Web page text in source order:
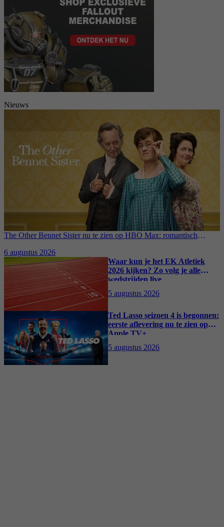
Nieuws
The Other Bennet Sister nu te zien op HBO Max: romantisch
6 augustus 2026
Waar kun je het EK Atletiek
2026 kijken? Zo volg je alle
wedstrijden live
5 augustus 2026
Ted Lasso seizoen 4 is begonnen:
eerste aflevering nu te zien op
Apple TV+
5 augustus 2026